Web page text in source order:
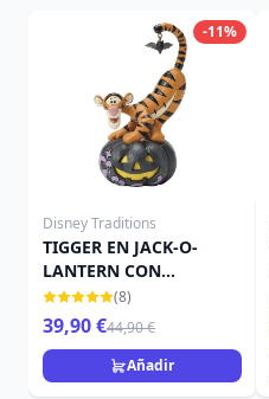
-11%
Disney Traditions
TIGGER EN JACK-O-
LANTERN CON
MURCIÉLAGO - DISNEY
TRADITIONS
(8)
39,90 €44,90 €
Añadir